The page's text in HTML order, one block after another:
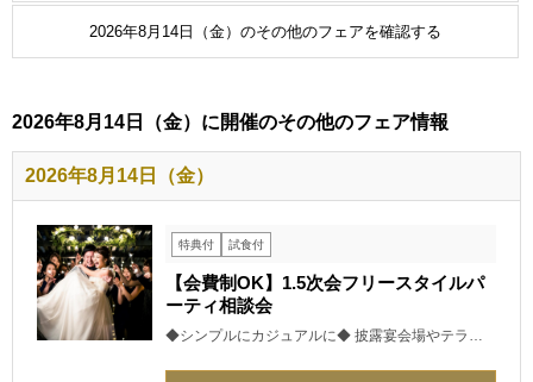
2026年8月14日（金）のその他のフェアを確認する
2026年8月14日（金）に開催のその他のフェア情報
2026年8月14日（金）
特典付 試食付
【会費制OK】1.5次会フリースタイルパ
ーティ相談会
◆シンプルにカジュアルに◆ 披露宴会場やテラ…